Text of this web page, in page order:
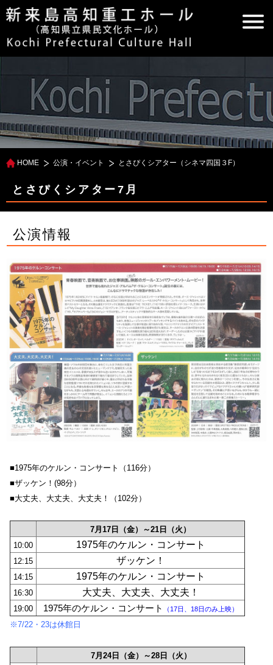
HOME 公演・イベント とさぴくシアター（シネマ四国３F）
とさぴくシアター7月
公演情報
■1975年のケルン・コンサート（116分）
■ザッケン！(98分）
■大丈夫、大丈夫、大丈夫！（102分）
7月17日（金）～21日（火）
10:00
1975年のケルン・コンサート
12:15 ザッケン！
14:15 1975年のケルン・コンサート
16:30 大丈夫、大丈夫、大丈夫！
19:00 1975年のケルン・コンサート （17日、18日のみ上映）
※7/22・23は休館日
7月24日（金）～28日（火）